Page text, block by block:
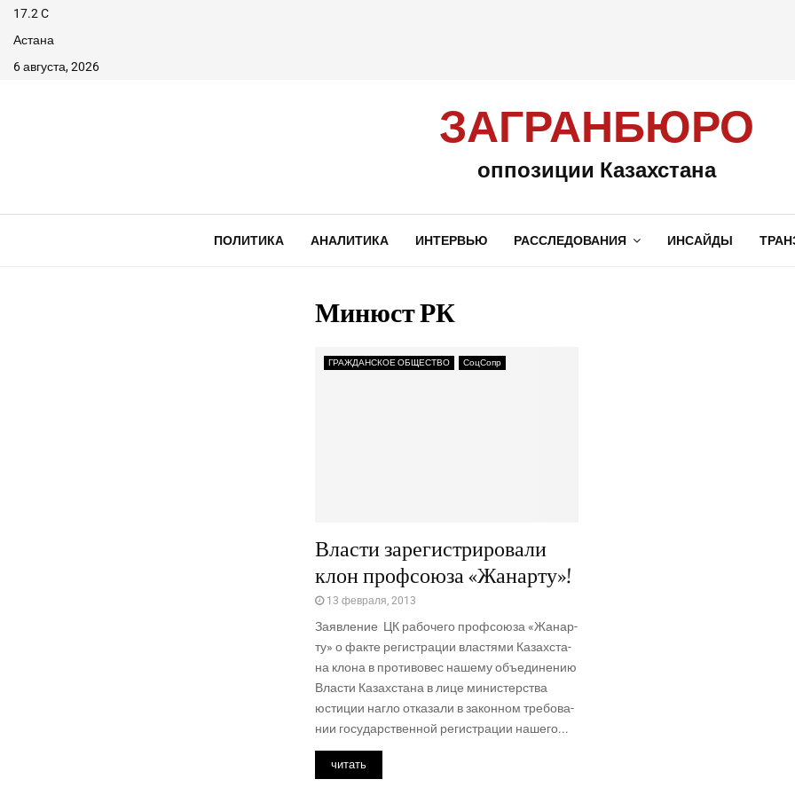
17.2 C
Астана
6 августа, 2026
ЗАГРАНБЮРО
оппозиции Казахстана
ПОЛИТИКА АНАЛИТИКА ИНТЕРВЬЮ РАССЛЕДОВАНИЯ ИНСАЙДЫ
Минюст РК
ГРАЖДАНСКОЕ ОБЩЕСТВО СоцСопр
Власти зарегистрировали
клон профсоюза «Жанарту»!
13 февраля, 2013
Заяв­ле­ние ЦК рабо­че­го проф­со­ю­за «Жанар­
ту» о фак­те реги­стра­ции вла­стя­ми Казах­ста­
на кло­на в про­ти­во­вес наше­му объ­еди­не­нию
Вла­сти Казах­ста­на в лице мини­стер­ства
юсти­ции наг­ло отка­за­ли в закон­ном тре­бо­ва­
нии госу­дар­ствен­ной реги­стра­ции наше­го...
читать